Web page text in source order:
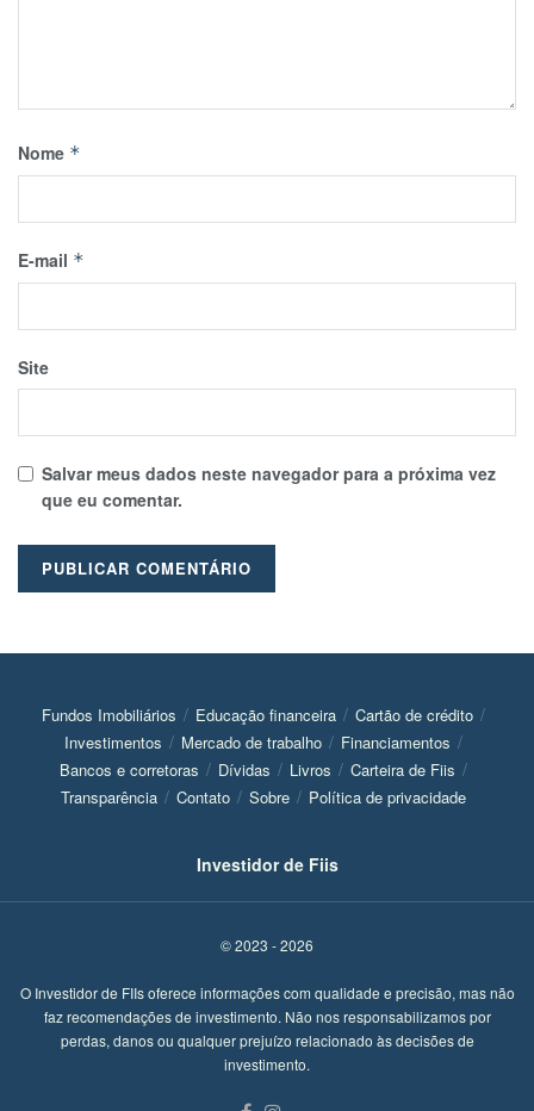
Nome *
E-mail *
Site
Salvar meus dados neste navegador para a próxima vez
que eu comentar.
Fundos Imobiliários Educação financeira
Cartão de crédito
Investimentos
Mercado de trabalho
Financiamentos
Bancos e corretoras
Dívidas Livros
Carteira de Fiis
Transparência
Contato Sobre Política de privacidade
Investidor de Fiis
© 2023 - 2026
O Investidor de FIIs oferece informações com qualidade e precisão, mas não
faz recomendações de investimento. Não nos responsabilizamos por
perdas, danos ou qualquer prejuízo relacionado às decisões de
investimento.